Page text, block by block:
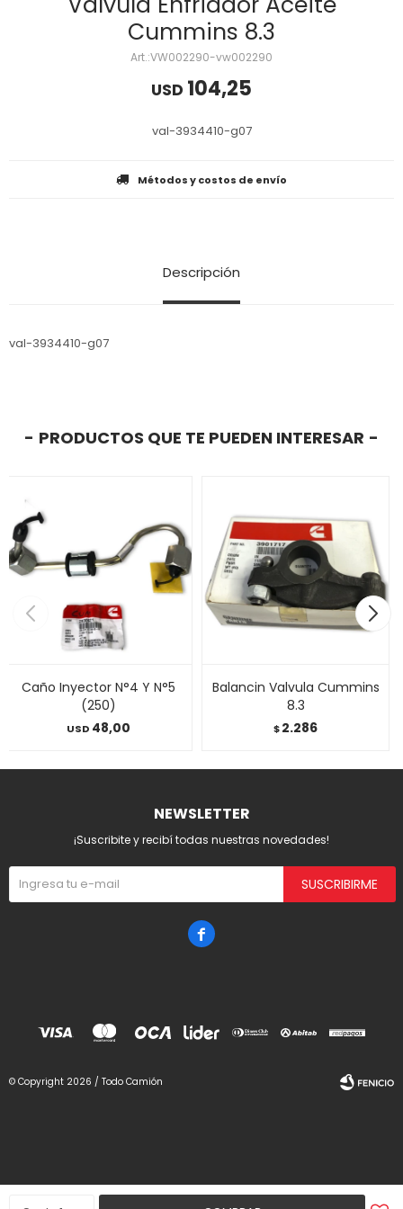
Cummins 8.3
VW002290-vw002290
USD 104,25
val-3934410-g07
Métodos y costos de envío
Descripción
val-3934410-g07
PRODUCTOS QUE TE PUEDEN INTERESAR
Caño Inyector N°4 Y N°5
(250)
USD 48,00
Balancin Valvula Cummins
8.3
$2.286
NEWSLETTER
¡Suscribite y recibí todas nuestras novedades!
SUSCRIBIRME

© Copyright 2026 / Todo Camión
Fenicio